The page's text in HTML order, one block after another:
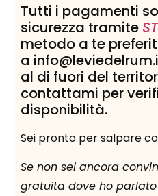
Tutti i pagamenti
sicurezza tramite
metodo a te
a
al di fuori del
contattami per
disponibilità.
Sei pronto per salpare
Se non sei ancora
gratuita dove ho